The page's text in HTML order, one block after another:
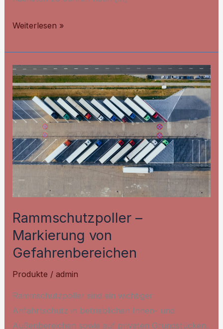
Schräghochparker
Die
Zukunft
für
Fahrräder
Weiterlesen »
Rammschutzpoller –
Markierung von
Gefahrenbereichen
Produkte /admin
Rammschutzpoller sind ein wichtiger
Anfahrtschutz in betrieblichen Innen- und
Außenbereichen sowie auf privaten Grundstücken.